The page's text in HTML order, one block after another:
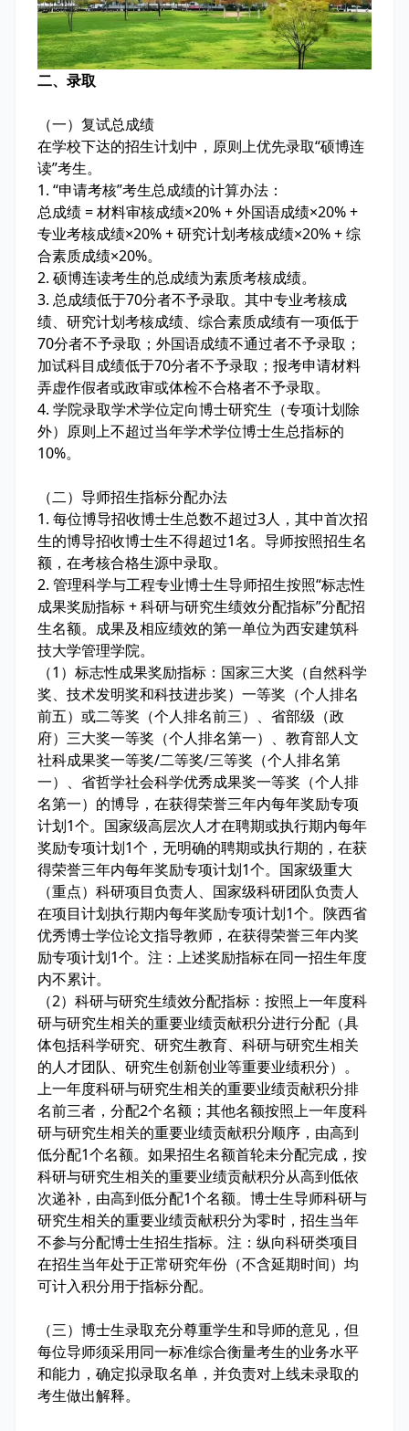
二、录取
（一）复试总成绩
在学校下达的招生计划中，原则上优先录取“硕博连
读”考生。
1. “申请考核”考生总成绩的计算办法：
总成绩 = 材料审核成绩×20% + 外国语成绩×20% +
专业考核成绩×20% + 研究计划考核成绩×20% + 综
合素质成绩×20%。
2. 硕博连读考生的总成绩为素质考核成绩。
3. 总成绩低于70分者不予录取。其中专业考核成
绩、研究计划考核成绩、综合素质成绩有一项低于
70分者不予录取；外国语成绩不通过者不予录取；
加试科目成绩低于70分者不予录取；报考申请材料
弄虚作假者或政审或体检不合格者不予录取。
4. 学院录取学术学位定向博士研究生（专项计划除
外）原则上不超过当年学术学位博士生总指标的
10%。
（二）导师招生指标分配办法
1. 每位博导招收博士生总数不超过3人，其中首次招
生的博导招收博士生不得超过1名。导师按照招生名
额，在考核合格生源中录取。
2. 管理科学与工程专业博士生导师招生按照“标志性
成果奖励指标 + 科研与研究生绩效分配指标”分配招
生名额。成果及相应绩效的第一单位为西安建筑科
技大学管理学院。
（1）标志性成果奖励指标：国家三大奖（自然科学
奖、技术发明奖和科技进步奖）一等奖（个人排名
前五）或二等奖（个人排名前三）、省部级（政
府）三大奖一等奖（个人排名第一）、教育部人文
社科成果奖一等奖/二等奖/三等奖（个人排名第
一）、省哲学社会科学优秀成果奖一等奖（个人排
名第一）的博导，在获得荣誉三年内每年奖励专项
计划1个。国家级高层次人才在聘期或执行期内每年
奖励专项计划1个，无明确的聘期或执行期的，在获
得荣誉三年内每年奖励专项计划1个。国家级重大
（重点）科研项目负责人、国家级科研团队负责人
在项目计划执行期内每年奖励专项计划1个。陕西省
优秀博士学位论文指导教师，在获得荣誉三年内奖
励专项计划1个。注：上述奖励指标在同一招生年度
内不累计。
（2）科研与研究生绩效分配指标：按照上一年度科
研与研究生相关的重要业绩贡献积分进行分配（具
体包括科学研究、研究生教育、科研与研究生相关
的人才团队、研究生创新创业等重要业绩积分）。
上一年度科研与研究生相关的重要业绩贡献积分排
名前三者，分配2个名额；其他名额按照上一年度科
研与研究生相关的重要业绩贡献积分顺序，由高到
低分配1个名额。如果招生名额首轮未分配完成，按
科研与研究生相关的重要业绩贡献积分从高到低依
次递补，由高到低分配1个名额。博士生导师科研与
研究生相关的重要业绩贡献积分为零时，招生当年
不参与分配博士生招生指标。注：纵向科研类项目
在招生当年处于正常研究年份（不含延期时间）均
可计入积分用于指标分配。
（三）博士生录取充分尊重学生和导师的意见，但
每位导师须采用同一标准综合衡量考生的业务水平
和能力，确定拟录取名单，并负责对上线未录取的
考生做出解释。